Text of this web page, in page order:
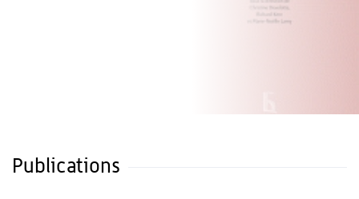
Publications